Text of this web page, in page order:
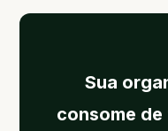
Sua
consome